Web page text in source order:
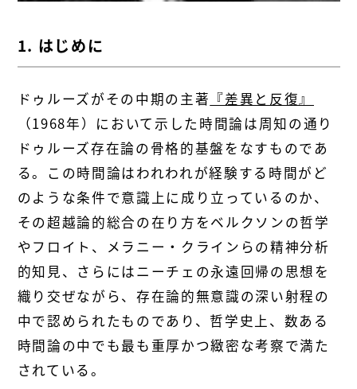
1. はじめに
ドゥルーズがその中期の主著 『差異と反復』
（1968年）において示した時間論は周知の通り
ドゥルーズ存在論の骨格的基盤をなすものであ
る。この時間論はわれわれが経験する時間がど
のような条件で意識上に成り立っているのか、
その超越論的総合の在り方をベルクソンの哲学
やフロイト、メラニー・クラインらの精神分析
的知見、さらにはニーチェの永遠回帰の思想を
織り交ぜながら、存在論的無意識の深い射程の
中で認められたものであり、哲学史上、数ある
時間論の中でも最も重厚かつ緻密な考察で満た
されている。